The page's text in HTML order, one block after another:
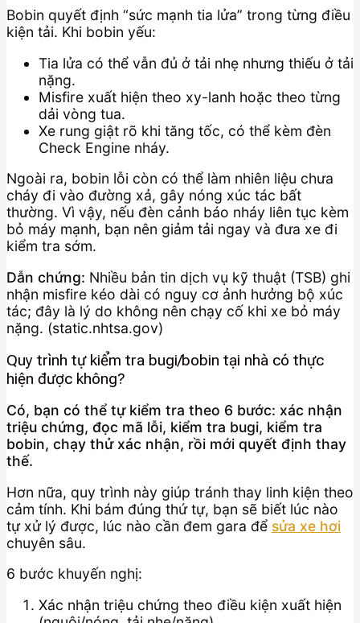
Bobin quyết định “sức mạnh tia lửa” trong từng điều
kiện tải. Khi bobin yếu:
Tia lửa có thể vẫn đủ ở tải nhẹ nhưng thiếu ở tải
nặng.
Misfire xuất hiện theo xy-lanh hoặc theo từng
dải vòng tua.
Xe rung giật rõ khi tăng tốc, có thể kèm đèn
Check Engine nháy.
Ngoài ra, bobin lỗi còn có thể làm nhiên liệu chưa
cháy đi vào đường xả, gây nóng xúc tác bất
thường. Vì vậy, nếu đèn cảnh báo nháy liên tục kèm
bỏ máy mạnh, bạn nên giảm tải ngay và đưa xe đi
kiểm tra sớm.
Dẫn chứng: Nhiều bản tin dịch vụ kỹ thuật (TSB) ghi
nhận misfire kéo dài có nguy cơ ảnh hưởng bộ xúc
tác; đây là lý do không nên chạy cố khi xe bỏ máy
nặng. (static.nhtsa.gov)
Quy trình tự kiểm tra bugi/bobin tại nhà có thực
hiện được không?
Có, bạn có thể tự kiểm tra theo 6 bước: xác nhận
triệu chứng, đọc mã lỗi, kiểm tra bugi, kiểm tra
bobin, chạy thử xác nhận, rồi mới quyết định thay
thế.
Hơn nữa, quy trình này giúp tránh thay linh kiện theo
cảm tính. Khi bám đúng thứ tự, bạn sẽ biết lúc nào
tự xử lý được, lúc nào cần đem gara để sửa xe hơi
chuyên sâu.
6 bước khuyến nghị:
Xác nhận triệu chứng theo điều kiện xuất hiện